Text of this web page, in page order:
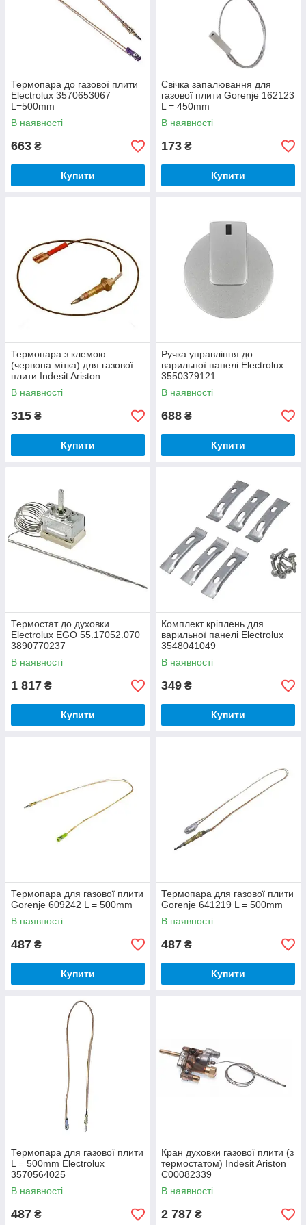
Термопара до газової плити
Electrolux 3570653067
L=500mm
В наявності
663 ₴
Купити
Свічка запалювання для
газової плити Gorenje 162123
L = 450mm
В наявності
173 ₴
Купити
Термопара з клемою
(червона мітка) для газової
плити Indesit Ariston
C00053178
В наявності
315 ₴
Купити
Ручка управління до
варильної панелі Electrolux
3550379121
В наявності
688 ₴
Купити
Термостат до духовки
Electrolux EGO 55.17052.070
3890770237
В наявності
1 817 ₴
Купити
Комплект кріплень для
варильної панелі Electrolux
3548041049
В наявності
349 ₴
Купити
Термопара для газової плити
Gorenje 609242 L = 500mm
В наявності
487 ₴
Купити
Термопара для газової плити
Gorenje 641219 L = 500mm
В наявності
487 ₴
Купити
Термопара для газової плити
L = 500mm Electrolux
3570564025
В наявності
487 ₴
Кран духовки газової плити (з
термостатом) Indesit Ariston
C00082339
В наявності
2 787 ₴